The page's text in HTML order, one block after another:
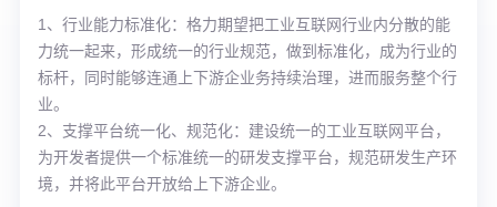
1、行业能力标准化：格力期望把工业互联网行业内分散的能
力统一起来，形成统一的行业规范，做到标准化，成为行业的
标杆，同时能够连通上下游企业务持续治理，进而服务整个行
业。
2、支撑平台统一化、规范化：建设统一的工业互联网平台，
为开发者提供一个标准统一的研发支撑平台，规范研发生产环
境，并将此平台开放给上下游企业。